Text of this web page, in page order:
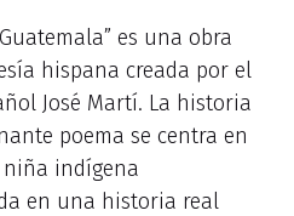
es una obra
hispana creada por el
José Martí. La historia
poema se centra en
indígena
en una historia real